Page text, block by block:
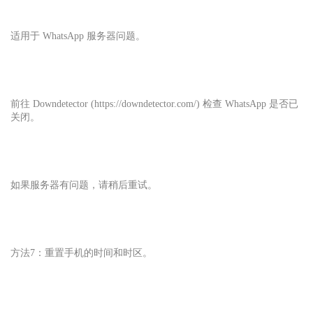
适用于 WhatsApp 服务器问题。
前往 Downdetector (https://downdetector.com/) 检查 WhatsApp 是否已
关闭。
如果服务器有问题，请稍后重试。
方法7：重置手机的时间和时区。